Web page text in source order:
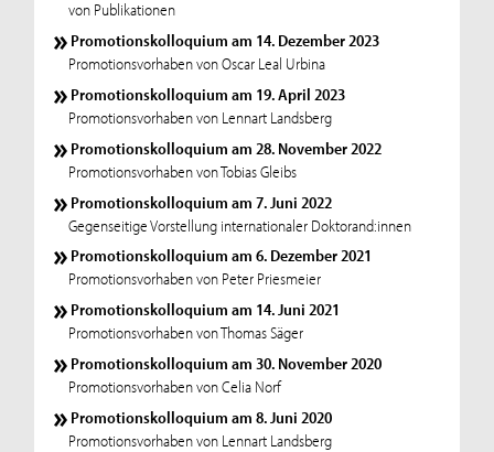
von Publikationen
Promotionskolloquium am 14. Dezember 2023
Promotionsvorhaben von Oscar Leal Urbina
Promotionskolloquium am 19. April 2023
Promotionsvorhaben von Lennart Landsberg
Promotionskolloquium am 28. November 2022
Promotionsvorhaben von Tobias Gleibs
Promotionskolloquium am 7. Juni 2022
Gegenseitige Vorstellung internationaler Doktorand:innen
Promotionskolloquium am 6. Dezember 2021
Promotionsvorhaben von Peter Priesmeier
Promotionskolloquium am 14. Juni 2021
Promotionsvorhaben von Thomas Säger
Promotionskolloquium am 30. November 2020
Promotionsvorhaben von Celia Norf
Promotionskolloquium am 8. Juni 2020
Promotionsvorhaben von Lennart Landsberg